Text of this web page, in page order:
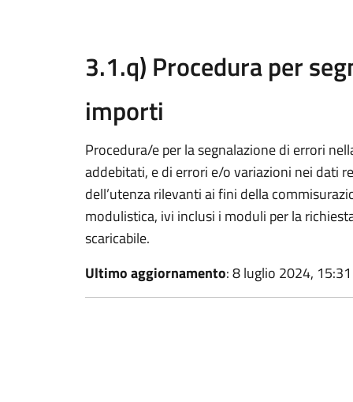
3.1.q) Procedura per
importi
Procedura/e per la segnalazione di errori
addebitati, e di errori e/o variazioni nei dati
dell’utenza rilevanti ai fini della
modulistica, ivi inclusi i moduli per la
scaricabile.
Ultimo aggiornamento: 8 luglio 2024, 15:31